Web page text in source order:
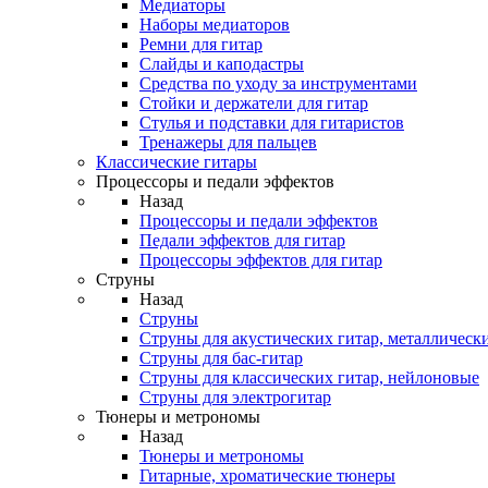
Медиаторы
Наборы медиаторов
Ремни для гитар
Слайды и каподастры
Средства по уходу за инструментами
Стойки и держатели для гитар
Стулья и подставки для гитаристов
Тренажеры для пальцев
Классические гитары
Процессоры и педали эффектов
Назад
Процессоры и педали эффектов
Педали эффектов для гитар
Процессоры эффектов для гитар
Струны
Назад
Струны
Струны для акустических гитар,
Струны для бас-гитар
Струны для классических гитар, нейлоновые
Струны для электрогитар
Тюнеры и метрономы
Назад
Тюнеры и метрономы
Гитарные, хроматические тюнеры